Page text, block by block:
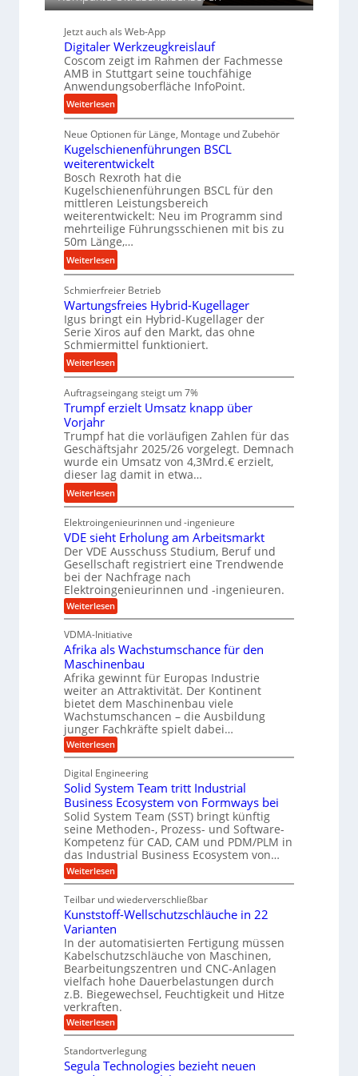
e
i
c
h
w
n
d
e
t
r
i
e
b
f
ü
r
r
a
u
e
m
g
e
b
u
n
e
n
Jetzt auch als Web-App
Digitaler Werkzeugkreislauf
Coscom zeigt im Rahmen der Fachmesse
AMB in Stuttgart seine touchfähige
Anwendungsoberfläche InfoPoint.
Weiterlesen:
D
i
g
i
t
a
e
r
W
e
r
k
z
e
u
g
k
r
e
s
l
a
u
f
Neue Optionen für Länge, Montage und Zubehör
Kugelschienenführungen BSCL
weiterentwickelt
Bosch Rexroth hat die
Kugelschienenführungen BSCL für den
mittleren Leistungsbereich
weiterentwickelt: Neu im Programm sind
mehrteilige Führungsschienen mit bis zu
50m Länge,…
Weiterlesen:
K
u
g
e
l
s
c
h
i
e
e
n
f
ü
h
u
n
g
e
n
B
C
L
w
e
i
t
e
r
e
n
t
w
i
c
k
e
l
t
Schmierfreier Betrieb
Wartungsfreies Hybrid-Kugellager
Igus bringt ein Hybrid-Kugellager der
Serie Xiros auf den Markt, das ohne
Schmiermittel funktioniert.
Weiterlesen:
W
a
r
u
n
g
s
f
e
i
e
s
H
y
b
r
i
d
-
K
u
g
e
l
l
a
g
e
r
Auftragseingang steigt um 7%
Trumpf erzielt Umsatz knapp über
Vorjahr
Trumpf hat die vorläufigen Zahlen für das
Geschäftsjahr 2025/26 vorgelegt. Demnach
wurde ein Umsatz von 4,3Mrd.€ erzielt,
dieser lag damit in etwa…
Weiterlesen:
T
r
u
m
p
f
e
r
l
U
m
s
a
z
k
n
a
p
p
ü
b
e
r
V
o
r
j
a
h
r
Elektroingenieurinnen und -ingenieure
VDE sieht Erholung am Arbeitsmarkt
Der VDE Ausschuss Studium, Beruf und
Gesellschaft registriert eine Trendwende
bei der Nachfrage nach
Elektroingenieurinnen und -ingenieuren.
Weiterlesen:
V
E
s
i
e
h
E
r
h
o
l
u
n
g
a
m
A
r
b
e
i
t
s
m
a
r
k
t
VDMA-Initiative
Afrika als Wachstumschance für den
Maschinenbau
Afrika gewinnt für Europas Industrie
weiter an Attraktivität. Der Kontinent
bietet dem Maschinenbau viele
Wachstumschancen – die Ausbildung
junger Fachkräfte spielt dabei…
Weiterlesen:
A
r
i
k
a
a
l
s
W
a
c
s
t
u
m
s
c
h
a
n
c
e
f
ü
r
d
e
Digital Engineering
Solid System Team tritt Industrial
Business Ecosystem von Formways bei
Solid System Team (SST) bringt künftig
seine Methoden-, Prozess- und Software-
Kompetenz für CAD, CAM und PDM/PLM in
das Industrial Business Ecosystem von…
Weiterlesen:
S
l
i
d
S
y
s
t
e
m
T
e
a
m
t
i
Teilbar und wiederverschließbar
Kunststoff-Wellschutzschläuche in 22
Varianten
In der automatisierten Fertigung müssen
Kabelschutzschläuche von Maschinen,
Bearbeitungszentren und CNC-Anlagen
vielfach hohe Dauerbelastungen durch
z.B. Biegewechsel, Feuchtigkeit und Hitze
verkraften.
Weiterlesen:
K
n
s
Standortverlegung
Segula Technologies bezieht neuen